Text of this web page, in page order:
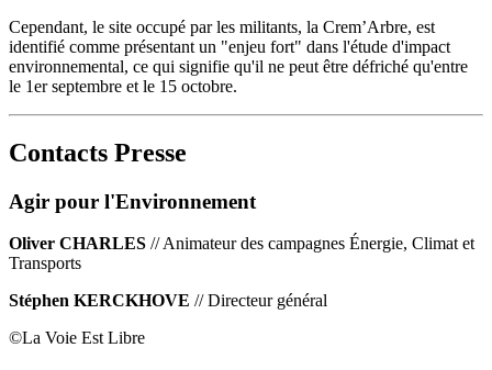
Cependant, le site occupé par les militants, la Crem’Arbre, est
identifié comme présentant un "enjeu fort" dans l'étude d'impact
environnemental, ce qui signifie qu'il ne peut être défriché qu'entre
le 1er septembre et le 15 octobre.
Contacts Presse
Agir pour l'Environnement
Oliver CHARLES // Animateur des campagnes Énergie, Climat et
Transports
Stéphen KERCKHOVE // Directeur général
©️La Voie Est Libre